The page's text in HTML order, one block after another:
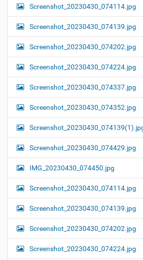
Screenshot_20230430_074114.jpg
Screenshot_20230430_074139.jpg
Screenshot_20230430_074202.jpg
Screenshot_20230430_074224.jpg
Screenshot_20230430_074337.jpg
Screenshot_20230430_074352.jpg
Screenshot_20230430_074429.jpg
IMG_20230430_074450.jpg
Screenshot_20230430_074114.jpg
Screenshot_20230430_074139.jpg
Screenshot_20230430_074202.jpg
Screenshot_20230430_074224.jpg